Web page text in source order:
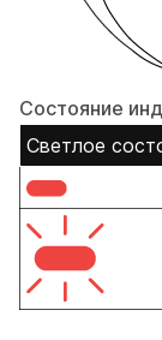
Состояние
Светлое